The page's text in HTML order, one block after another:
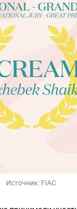
Источник: FIAC